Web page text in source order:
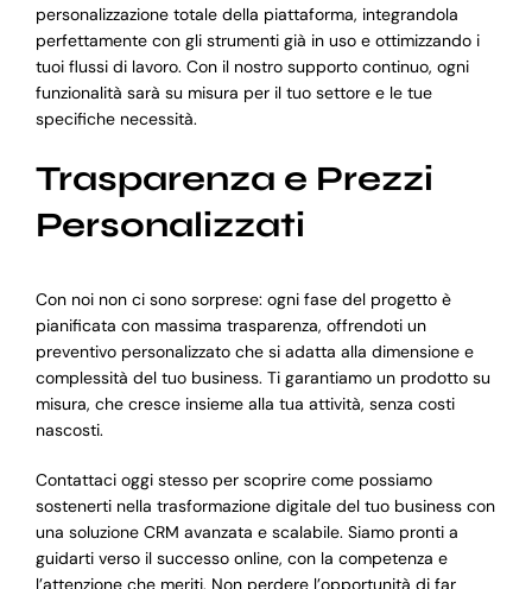
personalizzazione totale della piattaforma, integrandola
perfettamente con gli strumenti già in uso e ottimizzando i
tuoi flussi di lavoro. Con il nostro supporto continuo, ogni
funzionalità sarà su misura per il tuo settore e le tue
specifiche necessità.
Trasparenza e Prezzi
Personalizzati
Con noi non ci sono sorprese: ogni fase del progetto è
pianificata con massima trasparenza, offrendoti un
preventivo personalizzato che si adatta alla dimensione e
complessità del tuo business. Ti garantiamo un prodotto su
misura, che cresce insieme alla tua attività, senza costi
nascosti.
Contattaci oggi stesso per scoprire come possiamo
sostenerti nella trasformazione digitale del tuo business con
una soluzione CRM avanzata e scalabile. Siamo pronti a
guidarti verso il successo online, con la competenza e
l’attenzione che meriti. Non perdere l’opportunità di far